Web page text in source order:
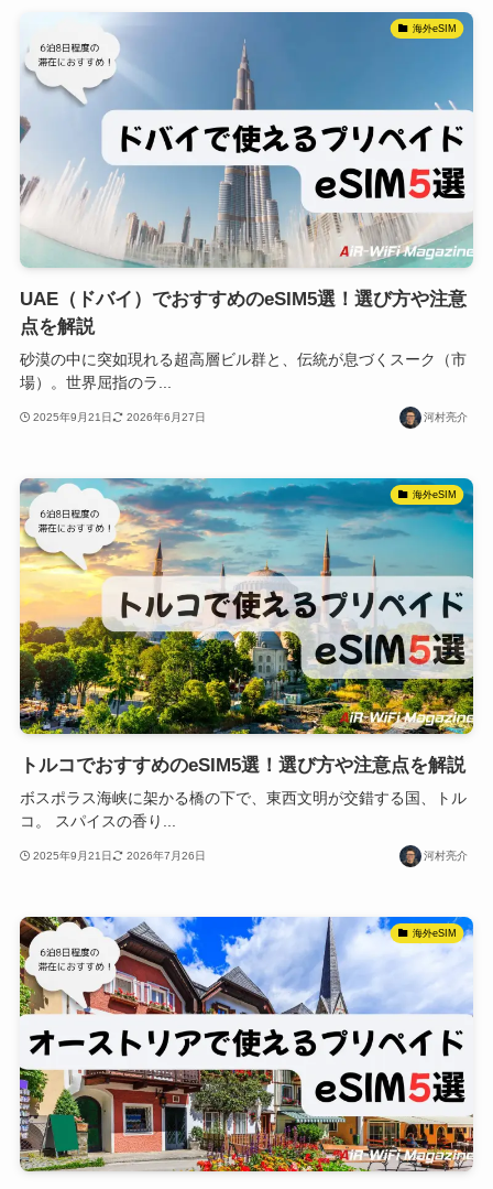
海外eSIM
UAE（ドバイ）でおすすめのeSIM5選！選び方や注意
点を解説
砂漠の中に突如現れる超高層ビル群と、伝統が息づくスーク（市
場）。世界屈指のラ...
2025年9月21日 2026年6月27日 河村亮介
海外eSIM
トルコでおすすめのeSIM5選！選び方や注意点を解説
ボスポラス海峡に架かる橋の下で、東西文明が交錯する国、トル
コ。 スパイスの香り...
2025年9月21日 2026年7月26日 河村亮介
海外eSIM